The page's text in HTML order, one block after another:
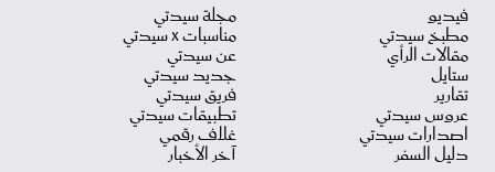
فيديو
مطبخ سيدتي
مقالات الرأي
ستايل
تقارير
عروس سيدتي
اصدارات سيدتي
دليل السفر
مجلة سيدتي
مناسبات X سيدتي
عن سيدتي
جديد سيدتي
فريق سيدتي
تطبيقات سيدتي
غلاف رقمي
آخر الأخبار